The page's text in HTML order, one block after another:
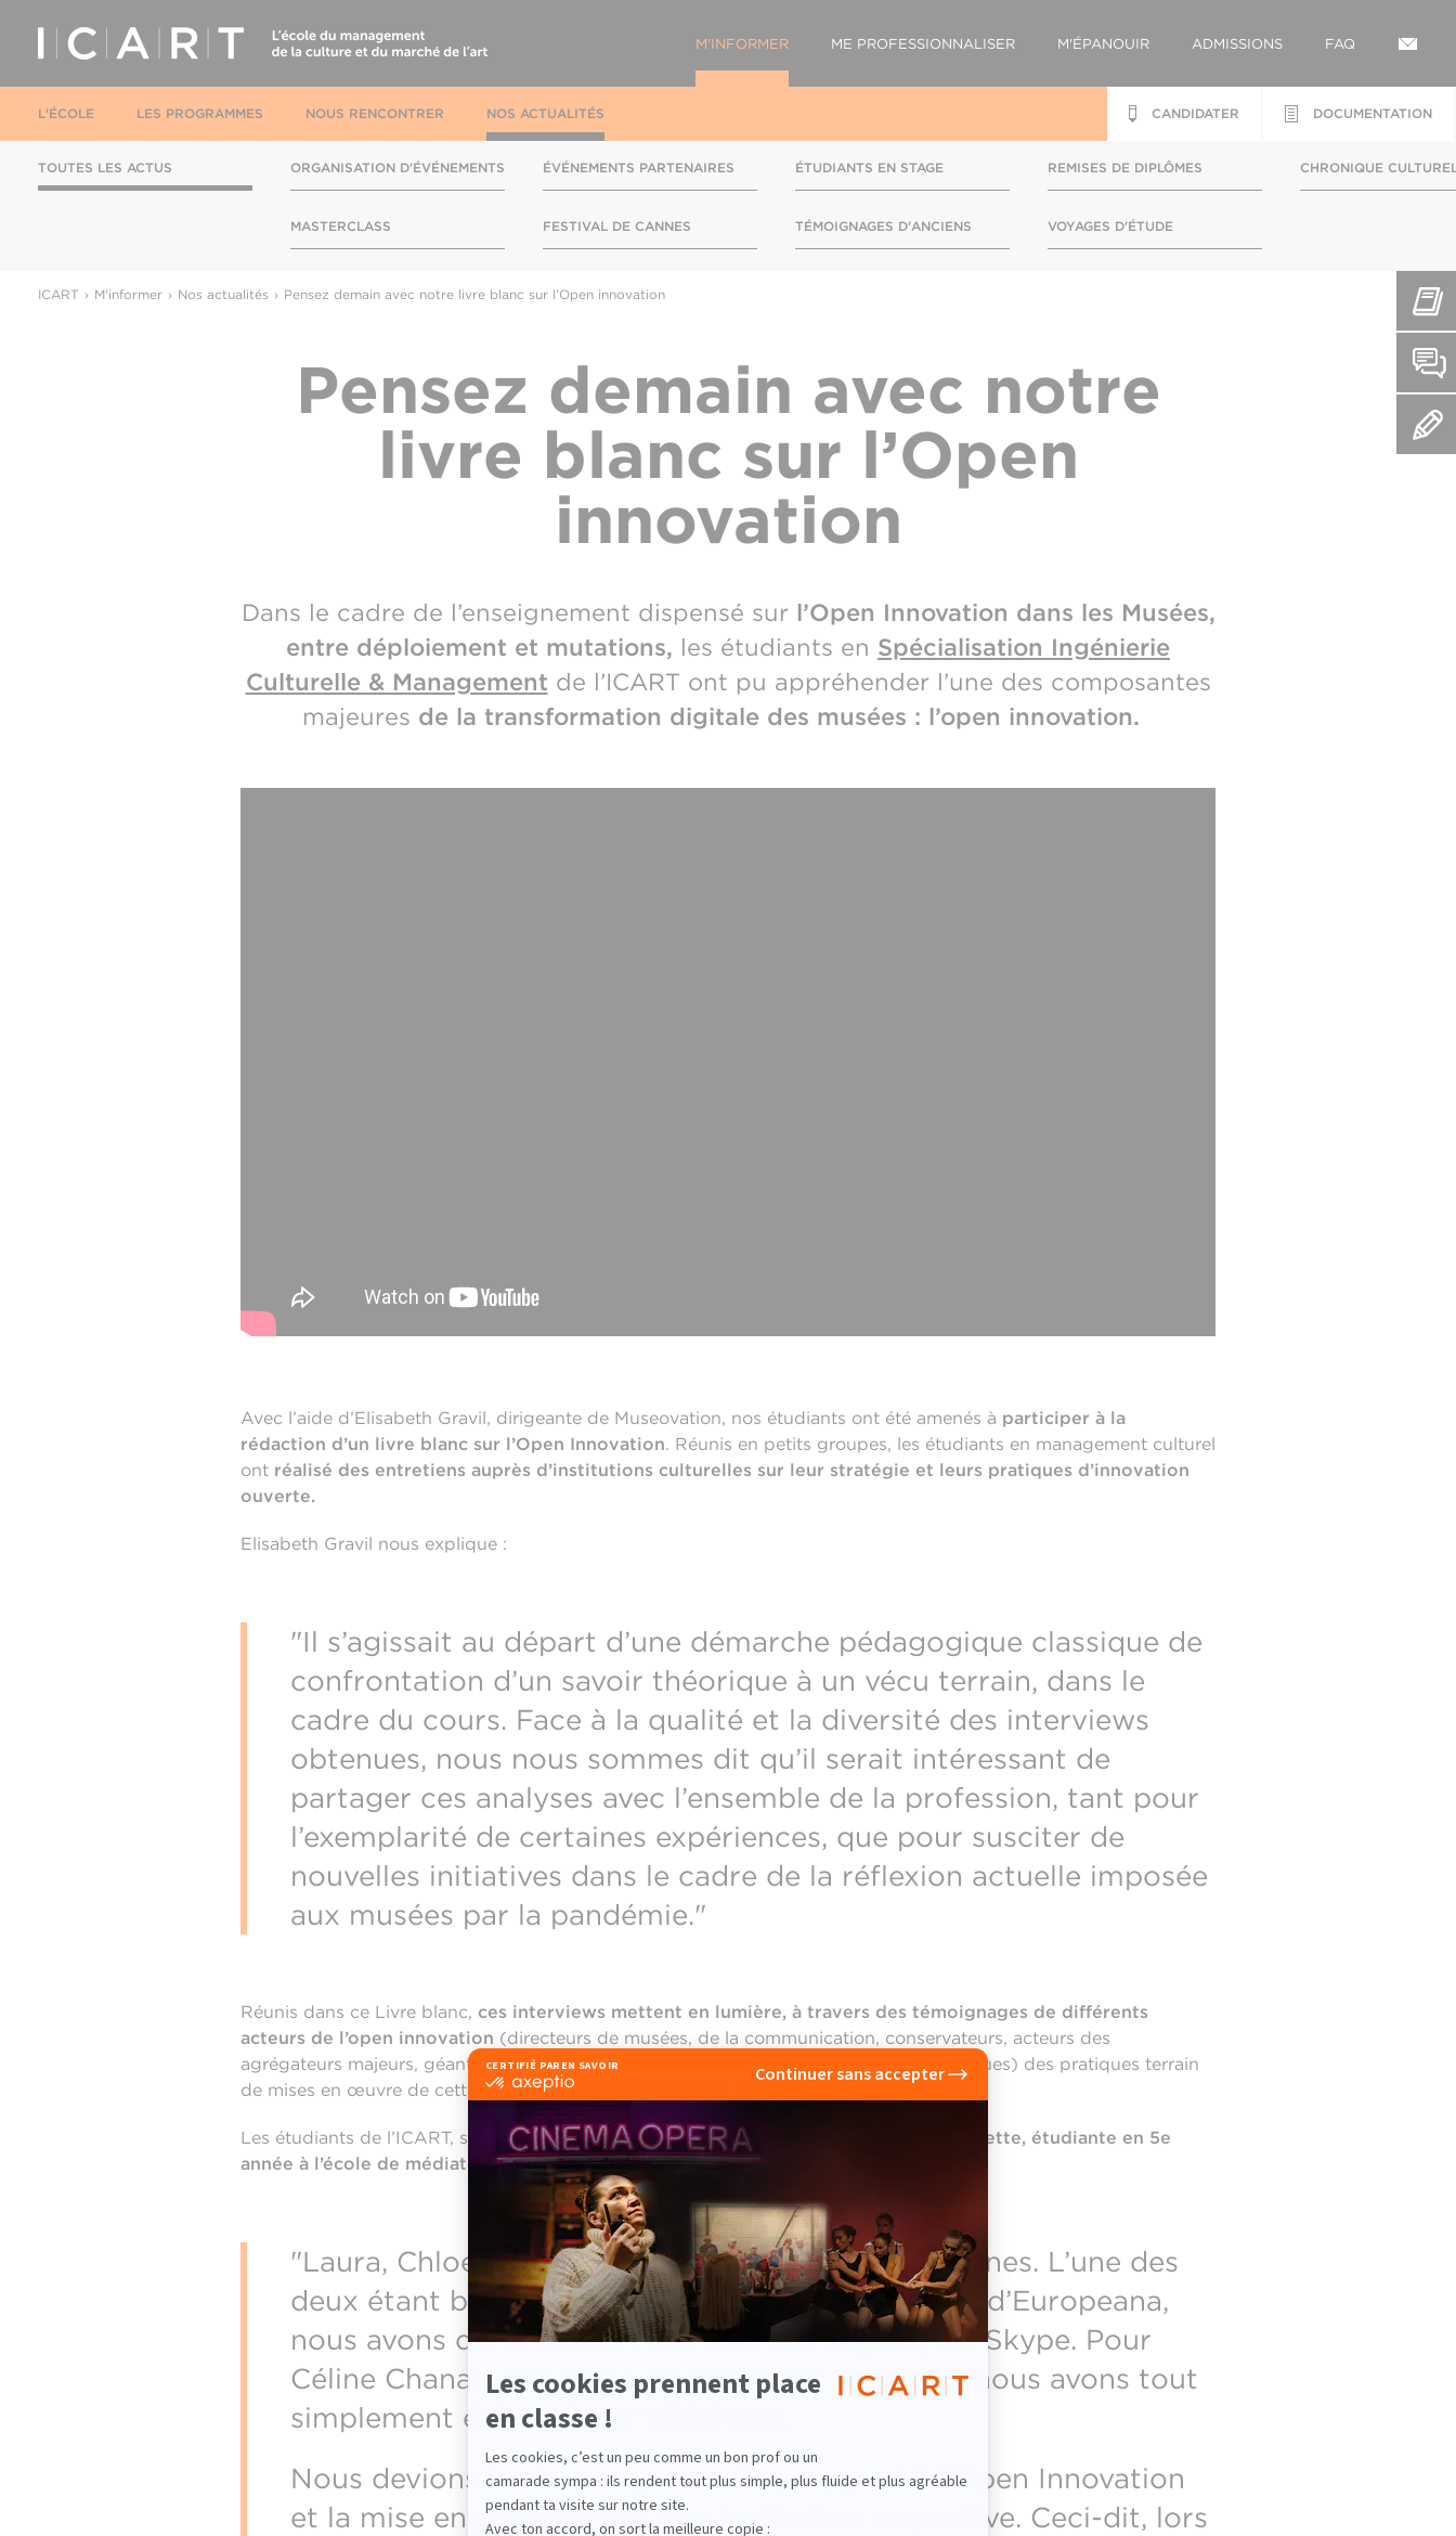
M'INFORMER ME PROFESSIONNALISER M'ÉPANOUIR ADMISSIONS FAQ
L'ÉCOLE LES PROGRAMMES NOUS RENCONTRER NOS ACTUALITÉS DOCUMENTATION
CANDIDATER
TOUTES LES ACTUS ORGANISATION D'ÉVÉNEMENTS
MASTERCLASS
ÉVÉNEMENTS PARTENAIRES
FESTIVAL DE CANNES
ÉTUDIANTS EN STAGE
TÉMOIGNAGES D'ANCIENS
REMISES DE DIPLÔMES
VOYAGES D'ÉTUDE
CHRONIQUE
ICART M'informer Nos actualités Pensez demain avec notre livre blanc sur l’Open innovation
Pensez demain avec notre
livre blanc sur l’Open
innovation
Dans le cadre de l’enseignement dispensé sur l’Open Innovation dans les Musées,
entre déploiement et mutations, les étudiants en Spécialisation Ingénierie
Culturelle & Management de l’ICART ont pu appréhender l’une des composantes
majeures de la transformation digitale des musées : l’open innovation.
Avec l’aide d’Elisabeth Gravil, dirigeante de Museovation, nos étudiants ont été amenés à participer à la
rédaction d’un livre blanc sur l’Open Innovation. Réunis en petits groupes, les étudiants en management culturel
ont réalisé des entretiens auprès d’institutions culturelles sur leur stratégie et leurs pratiques d’innovation
ouverte.
Elisabeth Gravil nous explique :
"Il s’agissait au départ d’une démarche pédagogique classique de
confrontation d’un savoir théorique à un vécu terrain, dans le
cadre du cours. Face à la qualité et la diversité des interviews
obtenues, nous nous sommes dit qu’il serait intéressant de
partager ces analyses avec l’ensemble de la profession, tant pour
l’exemplarité de certaines expériences, que pour susciter de
nouvelles initiatives dans le cadre de la réflexion actuelle imposée
aux musées par la pandémie."
Réunis dans ce Livre blanc, ces interviews mettent en lumière, à travers des témoignages de différents
acteurs de l’open innovation (directeurs de musées, de la communication, conservateurs, acteurs des
agrégateurs majeurs, géants de la tech mais aussi des partenaires de solutions
numériques) des pratiques terrain
de mises en œuvre de cette transformation numérique au sein de leurs organisations.
Les étudiants de l’ICART, sont allés à la rencontre de ces professionnels du secteur.
Juliette, étudiante en 5e
année à l’école de médiation culturelle ICART témoignage:
"Laura, Chloé et moi avons interrogé deux personnes. L’une des
deux étant basée en Hollande, Douglas McCarthy d’Europeana,
nous avons donc réalisé l’entretien en anglais, via Skype. Pour
Céline Chanas, directrice du Musée de Bretagne, nous avons tout
simplement échangé par téléphone.
Nous devions les interroger sur leur rapport à l’Open Innovation
et la mise en pratique par leur institution respective. Ceci-dit, lors